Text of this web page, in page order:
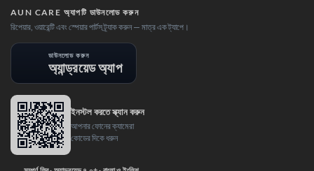
AUN CARE অ্যাপটি ডাউনলোড করুন
রিপেয়ার, ওয়ারেন্টি এবং স্পেয়ার পার্টস ট্র্যাক করুন — মাত্র এক ট্যাপে।
ডাউনলোড করুন
অ্যান্ড্রয়েড অ্যাপ
ইনস্টল করতে স্ক্যান করুন
আপনার ফোনের ক্যামেরা
কোডের দিকে ধরুন